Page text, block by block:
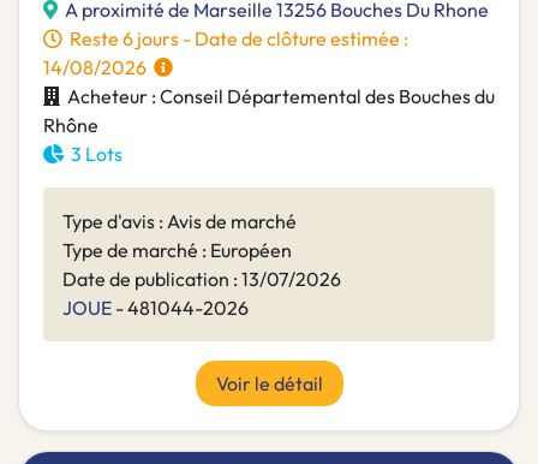
A proximité de Marseille 13256 Bouches Du Rhone
Reste 6 jours - Date de clôture estimée :
14/08/2026
Acheteur : Conseil Départemental des Bouches du
Rhône
3 Lots
Type d'avis : Avis de marché
Type de marché : Européen
Date de publication : 13/07/2026
JOUE - 481044-2026
Voir le détail